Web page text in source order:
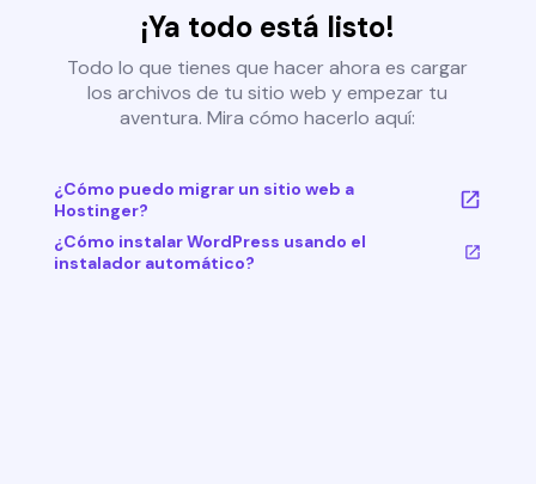
¡Ya todo está listo!
Todo lo que tienes que hacer ahora es cargar
los archivos de tu sitio web y empezar tu
aventura. Mira cómo hacerlo aquí:
¿Cómo puedo migrar un sitio web a
Hostinger?
¿Cómo instalar WordPress usando el
instalador automático?